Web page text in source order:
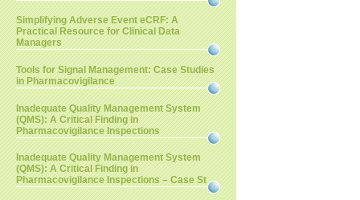
Simplifying Adverse Event eCRF: A
Practical Resource for Clinical Data
Managers
Tools for Signal Management: Case Studies
in Pharmacovigilance
Inadequate Quality Management System
(QMS): A Critical Finding in
Pharmacovigilance Inspections
Inadequate Quality Management System
(QMS): A Critical Finding in
Pharmacovigilance Inspections – Case St